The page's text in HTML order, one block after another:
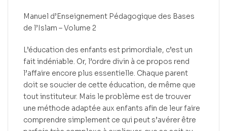
Manuel d’Enseignement Pédagogique des Bases
de l’Islam – Volume 2
L’éducation des enfants est primordiale, c’est un
fait indéniable. Or, l’ordre divin à ce propos rend
l’affaire encore plus essentielle. Chaque parent
doit se soucier de cette éducation, de même que
tout instituteur. Mais le problème est de trouver
une méthode adaptée aux enfants afin de leur faire
comprendre simplement ce qui peut s’avérer être